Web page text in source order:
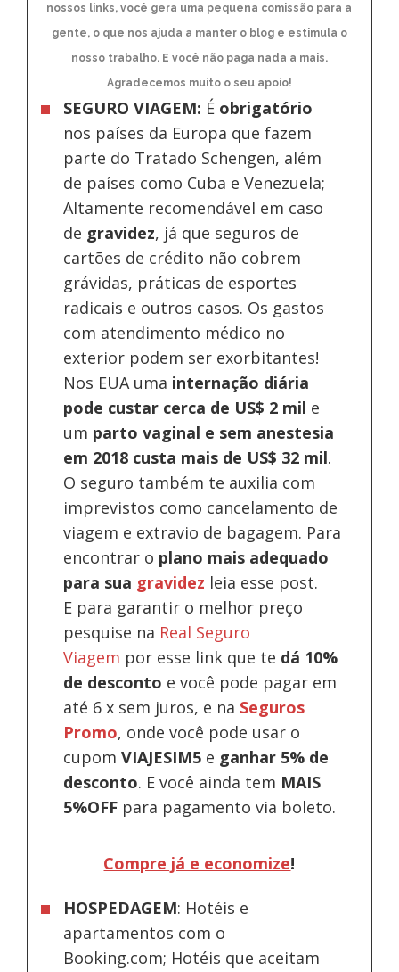
nossos links, você gera uma pequena comissão para a
gente, o que nos ajuda a manter o blog e estimula o
nosso trabalho. E você não paga nada a mais.
Agradecemos muito o seu apoio!
SEGURO VIAGEM: É obrigatório
nos países da Europa que fazem
parte do Tratado Schengen, além
de países como Cuba e Venezuela;
Altamente recomendável em caso
de gravidez, já que seguros de
cartões de crédito não cobrem
grávidas, práticas de esportes
radicais e outros casos. Os gastos
com atendimento médico no
exterior podem ser exorbitantes!
Nos EUA uma internação diária
pode custar cerca de US$ 2 mil e
um parto vaginal e sem anestesia
em 2018 custa mais de US$ 32 mil.
O seguro também te auxilia com
imprevistos como cancelamento de
viagem e extravio de bagagem. Para
encontrar o plano mais adequado
para sua gravidez leia esse post.
E para garantir o melhor preço
pesquise na Real Seguro
Viagem por esse link que te dá 10%
de desconto e você pode pagar em
até 6 x sem juros, e na Seguros
Promo, onde você pode usar o
cupomVIAJESIM5 e ganhar 5% de
desconto. E você ainda tem MAIS
5%OFF para pagamento via boleto.
Compre já e economize!
HOSPEDAGEM: Hotéis e
apartamentos com o
Booking.com; Hotéis que aceitam